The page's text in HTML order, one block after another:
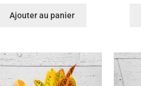
Ajouter au panier